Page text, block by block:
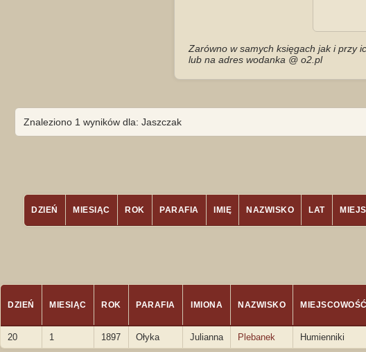
Zarówno w samych księgach jak i przy
lub na adres wodanka @ o2.pl
Znaleziono 1 wyników dla: Jaszczak
DZIEŃ MIESIĄC ROK PARAFIA IMIĘ NAZWISKO LAT
DZIEŃ MIESIĄC ROK PARAFIA IMIONA NAZWISKO MIEJSCOWOŚĆ
20 1 1897 Ołyka Julianna Plebanek Humienniki